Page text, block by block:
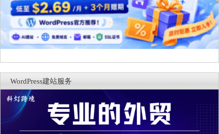
WordPress建站服务